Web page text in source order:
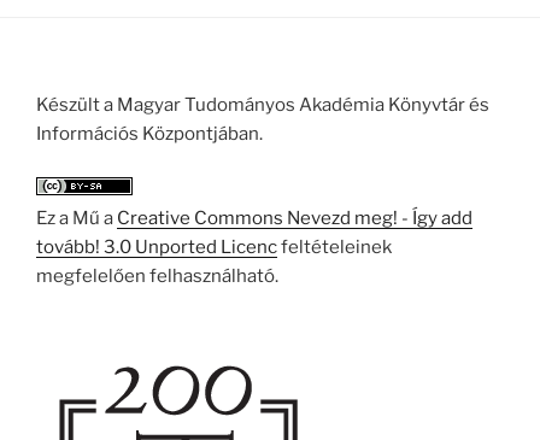
Készült a Magyar Tudományos Akadémia Könyvtár és
Információs Központjában.
Ez a Mű a Creative Commons Nevezd meg! - Így add
tovább! 3.0 Unported Licencfeltételeinek
megfelelően felhasználható.